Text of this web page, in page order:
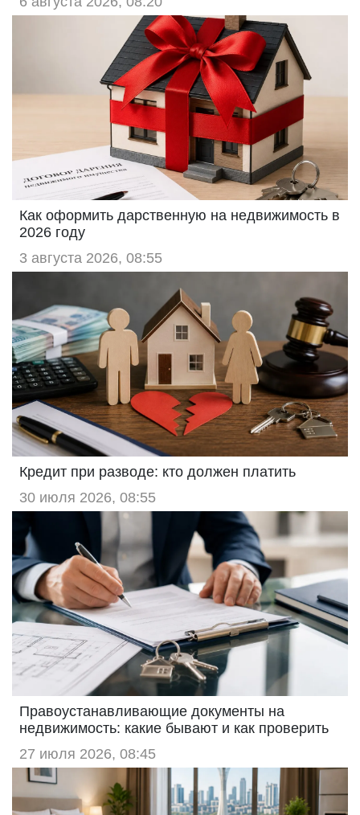
Как оформить дарственную на недвижимость в
2026 году
3 августа 2026, 08:55
Кредит при разводе: кто должен платить
30 июля 2026, 08:55
Правоустанавливающие документы на
недвижимость: какие бывают и как проверить
27 июля 2026, 08:45